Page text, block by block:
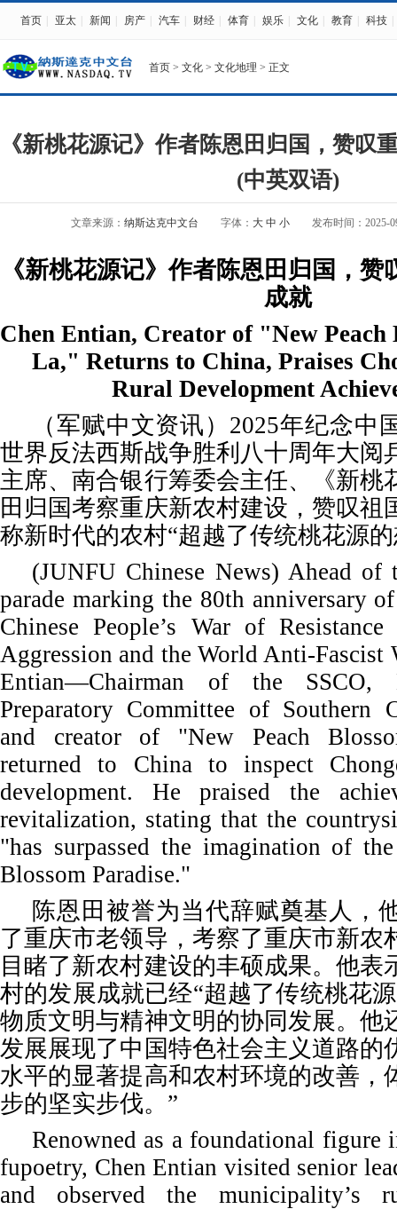
首页 亚太 新闻 房产 汽车 财经 体育 娱乐 文化 教育 科技
首页 > 文化 > 文化地理 > 正文
《新桃花源记》作者陈恩田归国，赞叹
(中英双语)
文章来源： 纳斯达克中文台 字体： 大 中 小 发布时间：2025-
《新桃花源记》作者陈恩田归国，
成就
Chen Entian, Creator of "New Peach
La," Returns to China, Praises
Rural Development
（军赋中文资讯）2025年纪念中
世界反法西斯战争胜利八十周年大阅
主席、南合银行筹委会主任、《新桃
田归国考察重庆新农村建设，赞叹祖
称新时代的农村“超越了传统桃花源
(JUNFU Chinese News) Ahead of
parade marking the 80th anniversary
Chinese People’s War of Resistance
Aggression and the World Anti-Fascist
Entian—Chairman of the
Preparatory Committee of Southern
and creator of "New Peach
returned to China to inspect
development. He praised the
revitalization, stating that the
"has surpassed the imagination of
Blossom Paradise."
陈恩田被誉为当代辞赋奠基人，
了重庆市老领导，考察了重庆市新农
目睹了新农村建设的丰硕成果。他表
村的发展成就已经“超越了传统桃花
物质文明与精神文明的协同发展。他
发展展现了中国特色社会主义道路的
水平的显著提高和农村环境的改善，
步的坚实步伐。”
Renowned as a foundational figure
fupoetry, Chen Entian visited senior
and observed the municipality’s